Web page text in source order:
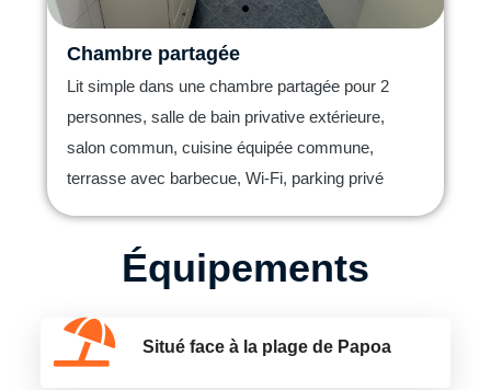
Chambre partagée
Lit simple dans une chambre partagée pour 2
personnes, salle de bain privative extérieure,
salon commun, cuisine équipée commune,
terrasse avec barbecue, Wi-Fi, parking privé
Équipements
Situé face à la plage de Papoa